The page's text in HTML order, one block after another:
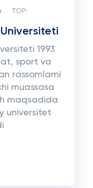
TOP:
1993
sport va
rassomlarni
muassasa
maqsadida
universitet